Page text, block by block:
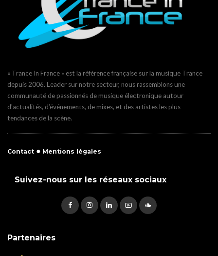
« Trance In France » est la référence française sur la musique Trance
depuis 2006. Leader sur notre secteur, nous rassemblons une
communauté de passionnés de musique électronique autour
d'actualités, d’événements, de mixes, et des artistes les plus
tendances de la scène.
Contact ● Mentions légales
Suivez-nous sur les réseaux sociaux
Partenaires